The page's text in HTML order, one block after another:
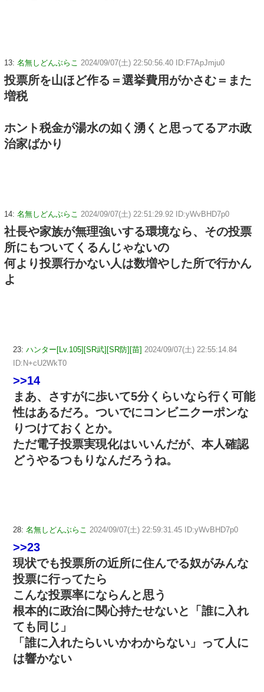
13: 名無しどんぶらこ 2024/09/07(土) 22:50:56.40 ID:F7ApJmju0
投票所を山ほど作る＝選挙費用がかさむ＝また
増税
ホント税金が湯水の如く湧くと思ってるアホ政
治家ばかり
14: 名無しどんぶらこ 2024/09/07(土) 22:51:29.92 ID:yWvBHD7p0
社長や家族が無理強いする環境なら、その投票
所にもついてくるんじゃないの
何より投票行かない人は数増やした所で行かん
よ
23: ハンター[Lv.105][SR武][SR防][苗] 2024/09/07(土) 22:55:14.84
ID:N+cU2WkT0
>>14
まあ、さすがに歩いて5分くらいなら行く可能
性はあるだろ。ついでにコンビニクーポンな
りつけておくとか。
ただ電子投票実現化はいいんだが、本人確認
どうやるつもりなんだろうね。
28: 名無しどんぶらこ 2024/09/07(土) 22:59:31.45 ID:yWvBHD7p0
>>23
現状でも投票所の近所に住んでる奴がみんな
投票に行ってたら
こんな投票率にならんと思う
根本的に政治に関心持たせないと「誰に入れ
ても同じ」
「誰に入れたらいいかわからない」って人に
は響かない